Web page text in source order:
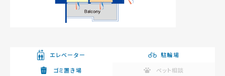
エレベーター
駐輪場
ゴミ置き場
ペット相談